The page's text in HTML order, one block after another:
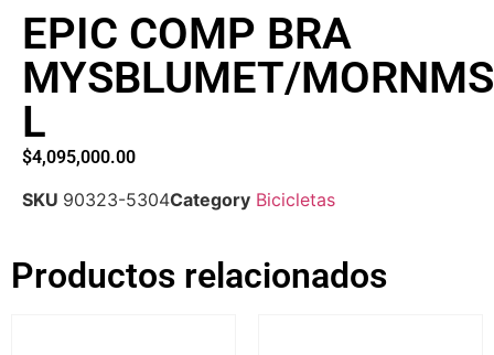
EPIC COMP BRA
MYSBLUMET/
L
$4,095,000.00
SKU 90323-5304Category Bicicletas
Productos relacionados